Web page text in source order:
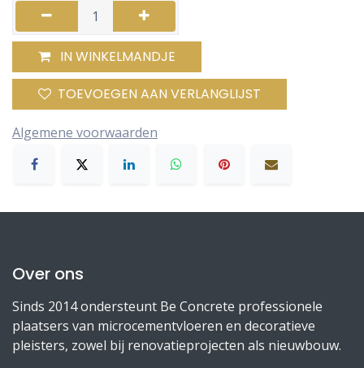
IN WINKELMANDJE
TOEVOEGEN AAN VERLANGLIJST
Algemene voorwaarden
Over ons
Sinds 2014 ondersteunt Be Concrete professionele
plaatsers van microcementvloeren en decoratieve
pleisters, zowel bij renovatieprojecten als nieuwbouw.